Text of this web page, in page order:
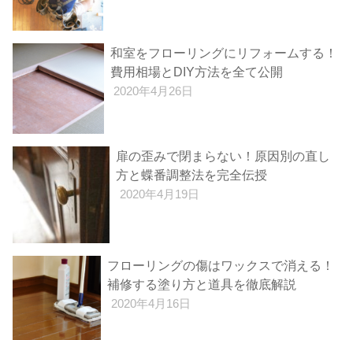
和室をフローリングにリフォームする！
費用相場とDIY方法を全て公開
2020年4月26日
扉の歪みで閉まらない！原因別の直し
方と蝶番調整法を完全伝授
2020年4月19日
フローリングの傷はワックスで消える！
補修する塗り方と道具を徹底解説
2020年4月16日